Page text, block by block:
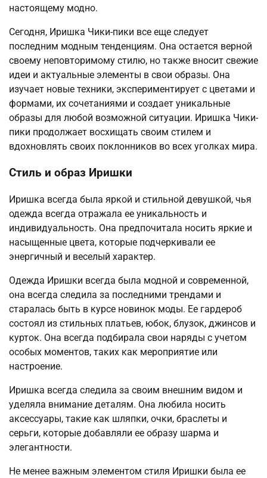
настоящему модно.
Сегодня, Иришка Чики-пики все еще следует
последним модным тенденциям. Она остается верной
своему неповторимому стилю, но также вносит свежие
идеи и актуальные элементы в свои образы. Она
изучает новые техники, экспериментирует с цветами и
формами, их сочетаниями и создает уникальные
образы для любой возможной ситуации. Иришка Чики-
пики продолжает восхищать своим стилем и
вдохновлять своих поклонников во всех уголках мира.
Стиль и образ Иришки
Иришка всегда была яркой и стильной девушкой, чья
одежда всегда отражала ее уникальность и
индивидуальность. Она предпочитала носить яркие и
насыщенные цвета, которые подчеркивали ее
энергичный и веселый характер.
Одежда Иришки всегда была модной и современной,
она всегда следила за последними трендами и
старалась быть в курсе новинок моды. Ее гардероб
состоял из стильных платьев, юбок, блузок, джинсов и
курток. Она всегда подбирала свои наряды с учетом
особых моментов, таких как мероприятие или
настроение.
Иришка всегда следила за своим внешним видом и
уделяла внимание деталям. Она любила носить
аксессуары, такие как шляпки, очки, браслеты и
серьги, которые добавляли ее образу шарма и
элегантности.
Не менее важным элементом стиля Иришки была ее